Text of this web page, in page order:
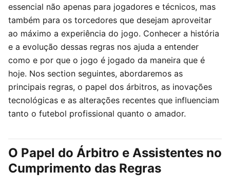
essencial não apenas para jogadores e técnicos, mas
também para os torcedores que desejam aproveitar
ao máximo a experiência do jogo. Conhecer a história
e a evolução dessas regras nos ajuda a entender
como e por que o jogo é jogado da maneira que é
hoje. Nos section seguintes, abordaremos as
principais regras, o papel dos árbitros, as inovações
tecnológicas e as alterações recentes que influenciam
tanto o futebol profissional quanto o amador.
O Papel do Árbitro e Assistentes no
Cumprimento das Regras